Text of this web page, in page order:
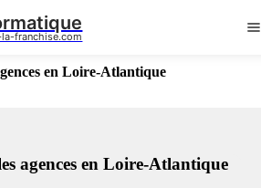
franchise.com
en Loire-Atlantique
agences en Loire-Atlantique